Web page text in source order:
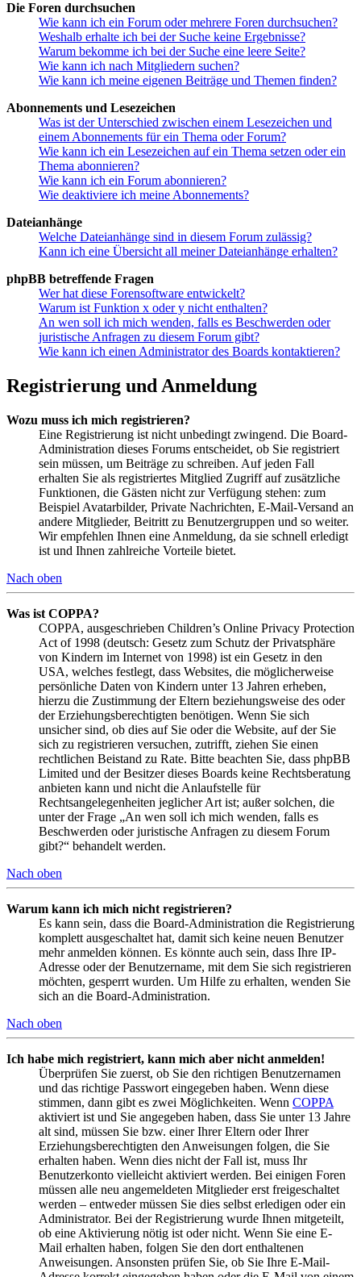
Die Foren durchsuchen
Wie kann ich ein Forum oder mehrere Foren durchsuchen?
Weshalb erhalte ich bei der Suche keine Ergebnisse?
Warum bekomme ich bei der Suche eine leere Seite?
Wie kann ich nach Mitgliedern suchen?
Wie kann ich meine eigenen Beiträge und Themen finden?
Abonnements und Lesezeichen
Was ist der Unterschied zwischen einem Lesezeichen und
einem Abonnements für ein Thema oder Forum?
Wie kann ich ein Lesezeichen auf ein Thema setzen oder ein
Thema abonnieren?
Wie kann ich ein Forum abonnieren?
Wie deaktiviere ich meine Abonnements?
Dateianhänge
Welche Dateianhänge sind in diesem Forum zulässig?
Kann ich eine Übersicht all meiner Dateianhänge erhalten?
phpBB betreffende Fragen
Wer hat diese Forensoftware entwickelt?
Warum ist Funktion x oder y nicht enthalten?
An wen soll ich mich wenden, falls es Beschwerden oder
juristische Anfragen zu diesem Forum gibt?
Wie kann ich einen Administrator des Boards kontaktieren?
Registrierung und Anmeldung
Wozu muss ich mich registrieren?
Eine Registrierung ist nicht unbedingt zwingend. Die Board-
Administration dieses Forums entscheidet, ob Sie registriert
sein müssen, um Beiträge zu schreiben. Auf jeden Fall
erhalten Sie als registriertes Mitglied Zugriff auf zusätzliche
Funktionen, die Gästen nicht zur Verfügung stehen: zum
Beispiel Avatarbilder, Private Nachrichten, E-Mail-Versand an
andere Mitglieder, Beitritt zu Benutzergruppen und so weiter.
Wir empfehlen Ihnen eine Anmeldung, da sie schnell erledigt
ist und Ihnen zahlreiche Vorteile bietet.
Nach oben
Was ist COPPA?
COPPA, ausgeschrieben Children’s Online Privacy Protection
Act of 1998 (deutsch: Gesetz zum Schutz der Privatsphäre
von Kindern im Internet von 1998) ist ein Gesetz in den
USA, welches festlegt, dass Websites, die möglicherweise
persönliche Daten von Kindern unter 13 Jahren erheben,
hierzu die Zustimmung der Eltern beziehungsweise des oder
der Erziehungsberechtigten benötigen. Wenn Sie sich
unsicher sind, ob dies auf Sie oder die Website, auf der Sie
sich zu registrieren versuchen, zutrifft, ziehen Sie einen
rechtlichen Beistand zu Rate. Bitte beachten Sie, dass phpBB
Limited und der Besitzer dieses Boards keine Rechtsberatung
anbieten kann und nicht die Anlaufstelle für
Rechtsangelegenheiten jeglicher Art ist; außer solchen, die
unter der Frage „An wen soll ich mich wenden, falls es
Beschwerden oder juristische Anfragen zu diesem Forum
gibt?“ behandelt werden.
Nach oben
Warum kann ich mich nicht registrieren?
Es kann sein, dass die Board-Administration die Registrierung
komplett ausgeschaltet hat, damit sich keine neuen Benutzer
mehr anmelden können. Es könnte auch sein, dass Ihre IP-
Adresse oder der Benutzername, mit dem Sie sich registrieren
möchten, gesperrt wurden. Um Hilfe zu erhalten, wenden Sie
sich an die Board-Administration.
Nach oben
Ich habe mich registriert, kann mich aber nicht anmelden!
Überprüfen Sie zuerst, ob Sie den richtigen Benutzernamen
und das richtige Passwort eingegeben haben. Wenn diese
stimmen, dann gibt es zwei Möglichkeiten. Wenn COPPA
aktiviert ist und Sie angegeben haben, dass Sie unter 13 Jahre
alt sind, müssen Sie bzw. einer Ihrer Eltern oder Ihrer
Erziehungsberechtigten den Anweisungen folgen, die Sie
erhalten haben. Wenn dies nicht der Fall ist, muss Ihr
Benutzerkonto vielleicht aktiviert werden. Bei einigen Foren
müssen alle neu angemeldeten Mitglieder erst freigeschaltet
werden – entweder müssen Sie dies selbst erledigen oder ein
Administrator. Bei der Registrierung wurde Ihnen mitgeteilt,
ob eine Aktivierung nötig ist oder nicht. Wenn Sie eine E-
Mail erhalten haben, folgen Sie den dort enthaltenen
Anweisungen. Ansonsten prüfen Sie, ob Sie Ihre E-Mail-